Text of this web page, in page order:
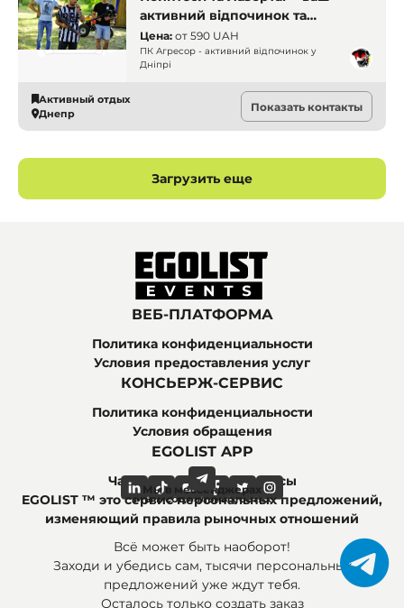
активний відпочинок та
незабутні свята, ПК «Агресор»,
Дніпро
Цена: от 590 UAH
ПК Агресор - активний відпочинок у
Дніпрі
Активный отдых
Днепр
Показать контакты
Загрузить еще
ВЕБ-ПЛАТФОРМА
Политика конфиденциальности
Условия предоставления услуг
КОНСЬЕРЖ-СЕРВИС
Политика конфиденциальности
Условия обращения
EGOLIST APP
Часто задаваемые вопросы
Мы в социальных сетях
Мы в мессенджерах
EGOLIST ™ это сервис персональных предложений,
изменяющий правила рыночных отношений
Всё может быть наоборот!
Заходи и убедись сам, тысячи персональных
предложений уже ждут тебя.
Осталось только создать заказ